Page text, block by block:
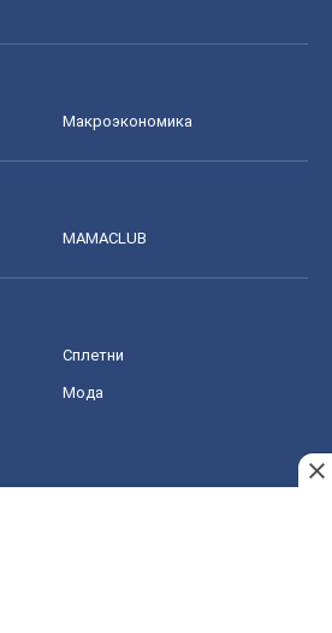
Mакроэкономика
MAMACLUB
Сплетни
Мода